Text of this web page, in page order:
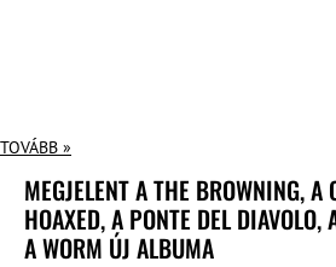
TOVÁBB »
MEGJELENT A THE BROWNING, A
HOAXED, A PONTE DEL DIAVOLO,
A WORM ÚJ ALBUMA